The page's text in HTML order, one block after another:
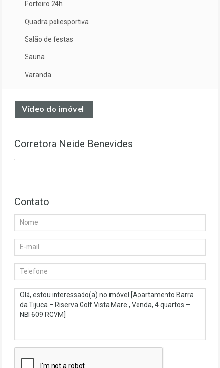
Porteiro 24h
Quadra poliesportiva
Salão de festas
Sauna
Varanda
Vídeo do imóvel
Corretora Neide Benevides
Contato